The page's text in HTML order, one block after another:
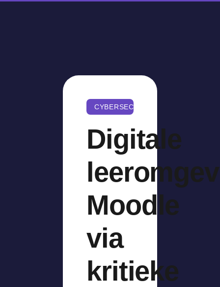
CYBERSECURITY
Digitale
Moodle
via
kritieke